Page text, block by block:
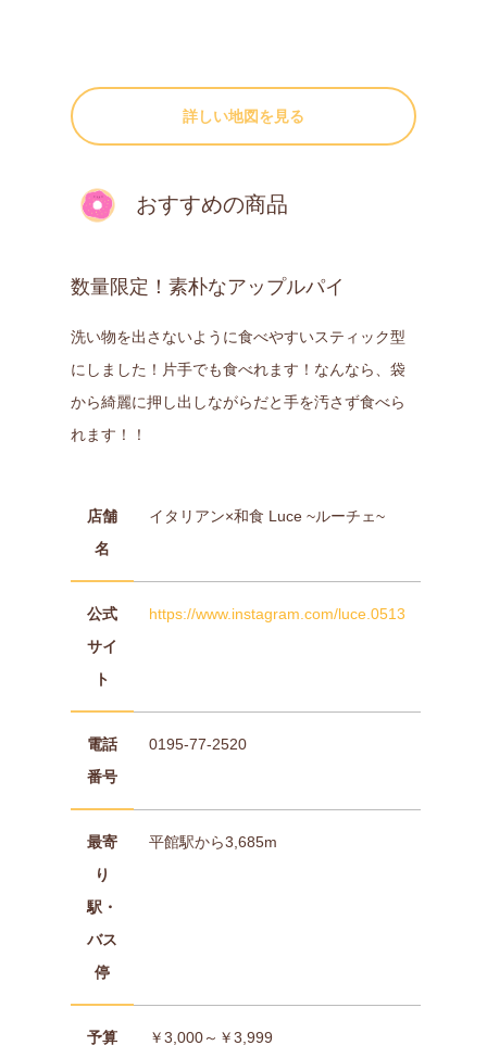
詳しい地図を見る
おすすめの商品
数量限定！素朴なアップルパイ
洗い物を出さないように食べやすいスティック型
にしました！片手でも食べれます！なんなら、袋
から綺麗に押し出しながらだと手を汚さず食べら
れます！！
店舗
名
イタリアン×和食 Luce ~ルーチェ~
公式
サイ
ト
https://www.instagram.com/luce.0513
電話
番号
0195-77-2520
最寄
り
駅・
バス
停
平館駅から3,685m
予算 ￥3,000～￥3,999